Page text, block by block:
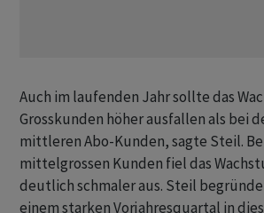
Auch im laufenden Jahr sollte das
Grosskunden höher ausfallen als bei
mittleren Abo-Kunden, sagte Steil.
mittelgrossen Kunden fiel das
deutlich schmaler aus. Steil
einem starken Vorjahresquartal in